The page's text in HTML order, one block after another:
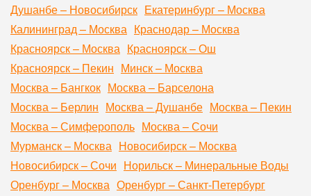
Душанбе – Новосибирск Екатеринбург – Москва
Калининград – Москва Краснодар – Москва
Красноярск – Москва Красноярск – Ош
Красноярск – Пекин Минск – Москва
Москва – Бангкок Москва – Барселона
Москва – Берлин Москва – Душанбе Москва – Пекин
Москва – Симферополь Москва – Сочи
Мурманск – Москва Новосибирск – Москва
Новосибирск – Сочи Норильск – Минеральные Воды
Оренбург – Москва Оренбург – Санкт-Петербург